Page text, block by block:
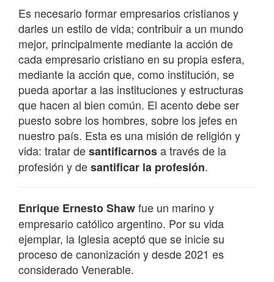
Es necesario formar empresarios cristianos y
darles un estilo de vida; contribuir a un mundo
mejor, principalmente mediante la acción de
cada empresario cristiano en su propia esfera,
mediante la acción que, como institución, se
pueda aportar a las instituciones y estructuras
que hacen al bien común. El acento debe ser
puesto sobre los hombres, sobre los jefes en
nuestro país. Esta es una misión de religión y
vida: tratar desantificarnosa través de la
profesión y desantificar la profesión.
Enrique Ernesto Shawfue un marino y
empresario católico argentino.​ Por su vida
ejemplar, la Iglesia aceptó que se inicie su
proceso de canonización y desde 2021 es
considerado Venerable.​